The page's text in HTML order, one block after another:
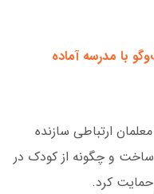
با مدرسه آماده
ارتباطی سازنده
ساخت و چگونه از کودک در
کرد.